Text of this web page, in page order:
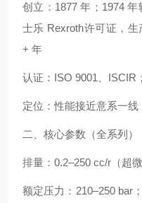
创立：1877 年；1974
士乐 Rexroth许可证，
+ 年
认证：ISO 9001、ISCIR
定位：性能接近意系一
二、核心参数（全系列）
排量：0.2–250 cc/r（超
额定压力：210–250 bar